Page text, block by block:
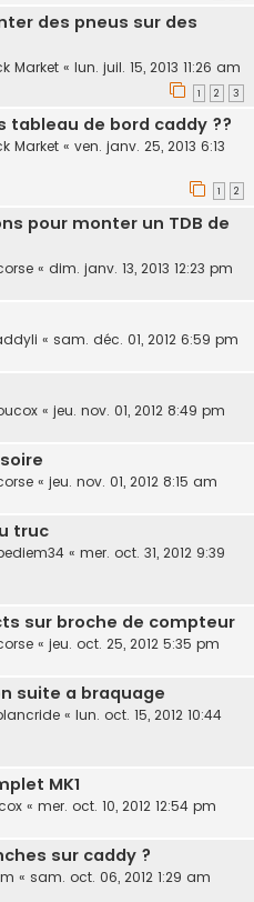
des pneus sur des
Market « lun. juil. 15, 2013 11:26 am
1 2 3
tableau de bord caddy ??
Market « ven. janv. 25, 2013 6:13
1 2
pour monter un TDB de
« dim. janv. 13, 2013 12:23 pm
« sam. déc. 01, 2012 6:59 pm
« jeu. nov. 01, 2012 8:49 pm
« jeu. nov. 01, 2012 8:15 am
truc
« mer. oct. 31, 2012 9:39
sur broche de compteur
« jeu. oct. 25, 2012 5:35 pm
suite a braquage
« lun. oct. 15, 2012 10:44
MK1
« mer. oct. 10, 2012 12:54 pm
sur caddy ?
« sam. oct. 06, 2012 1:29 am